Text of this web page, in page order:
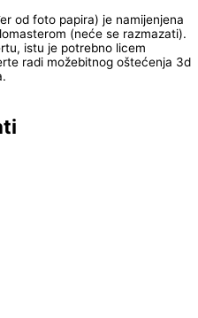
od foto papira) je namijenjena
(neće se razmazati).
istu je potrebno licem
radi možebitnog oštećenja 3d